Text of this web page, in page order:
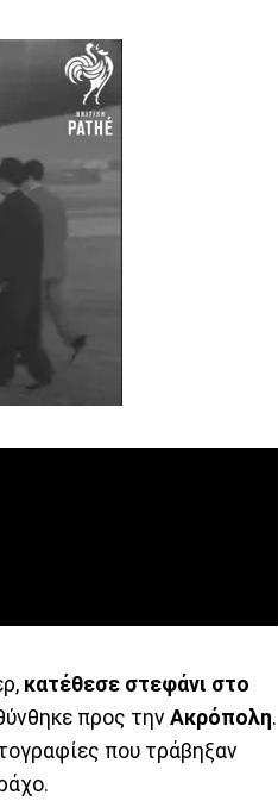
κατέθεσε στεφάνι στο
προς την Ακρόπολη.
που τράβηξαν